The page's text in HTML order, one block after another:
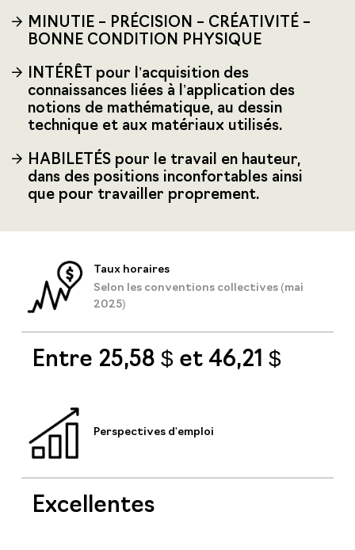
MINUTIE – PRÉCISION – CRÉATIVITÉ –
BONNE CONDITION PHYSIQUE
INTÉRÊT pour l’acquisition des
connaissances liées à l’application des
notions de mathématique, au dessin
technique et aux matériaux utilisés.
HABILETÉS pour le travail en hauteur,
dans des positions inconfortables ainsi
que pour travailler proprement.
Taux horaires
Selon les conventions collectives (mai
2025)
Entre 25,58 $ et 46,21 $
Perspectives d'emploi
Excellentes